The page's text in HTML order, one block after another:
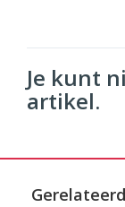
Je kunt
artikel.